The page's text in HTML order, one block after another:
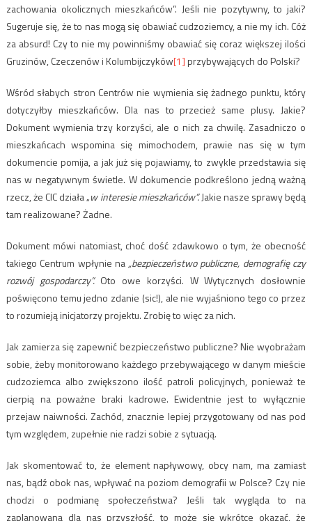
zachowania okolicznych mieszkańców”. Jeśli nie pozytywny, to jaki?
Sugeruje się, że to nas mogą się obawiać cudzoziemcy, a nie my ich. Cóż
za absurd! Czy to nie my powinniśmy obawiać się coraz większej ilości
Gruzinów, Czeczenów i Kolumbijczyków[1]przybywających do Polski?
Wśród słabych stron Centrów nie wymienia się żadnego punktu, który
dotyczyłby mieszkańców. Dla nas to przecież same plusy. Jakie?
Dokument wymienia trzy korzyści, ale o nich za chwilę. Zasadniczo o
mieszkańcach wspomina się mimochodem, prawie nas się w tym
dokumencie pomija, a jak już się pojawiamy, to zwykle przedstawia się
nas w negatywnym świetle. W dokumencie podkreślono jedną ważną
rzecz, że CIC działa „w interesie mieszkańców”.Jakie nasze sprawy będą
tam realizowane? Żadne.
Dokument mówi natomiast, choć dość zdawkowo o tym, że obecność
takiego Centrum wpłynie na „bezpieczeństwo publiczne, demografię czy
rozwój gospodarczy”.Oto owe korzyści. W Wytycznych dosłownie
poświęcono temu jedno zdanie (sic!), ale nie wyjaśniono tego co przez
to rozumieją inicjatorzy projektu. Zrobię to więc za nich.
Jak zamierza się zapewnić bezpieczeństwo publiczne? Nie wyobrażam
sobie, żeby monitorowano każdego przebywającego w danym mieście
cudzoziemca albo zwiększono ilość patroli policyjnych, ponieważ te
cierpią na poważne braki kadrowe. Ewidentnie jest to wyłącznie
przejaw naiwności. Zachód, znacznie lepiej przygotowany od nas pod
tym względem, zupełnie nie radzi sobie z sytuacją.
Jak skomentować to, że element napływowy, obcy nam, ma zamiast
nas, bądź obok nas, wpływać na poziom demografii w Polsce? Czy nie
chodzi o podmianę społeczeństwa? Jeśli tak wygląda to na
zaplanowaną dla nas przyszłość, to może się wkrótce okazać, że